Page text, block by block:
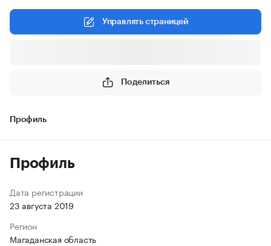
Управлять страницей
Поделиться
Профиль
Профиль
Дата регистрации
23 августа 2019
Регион
Магаданская область